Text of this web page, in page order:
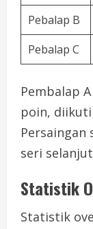
Pebalap B
Pebalap C
Pembalap
poin, diikuti
Persaingan
seri
Statistik
Statistik